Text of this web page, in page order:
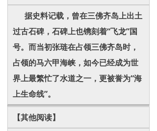
据史料记载，曾在三佛齐岛上出土
过古石碑，石碑上也镌刻着“飞龙”国
号。而当初张琏在占领三佛齐岛时，
占领的马六甲海峡，如今已经成为世
界上最繁忙了水道之一，更被誉为“海
上生命线”。
【其他阅读】